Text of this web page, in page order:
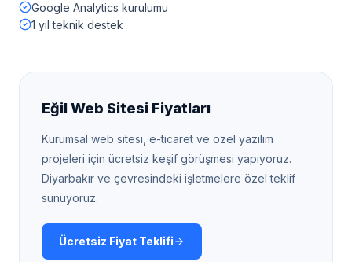
Google Analytics kurulumu
1 yıl teknik destek
EğilWeb Sitesi Fiyatları
Kurumsal web sitesi, e-ticaret ve özel yazılım
projeleri için ücretsiz keşif görüşmesi yapıyoruz.
Diyarbakır ve çevresindeki işletmelere özel teklif
sunuyoruz.
Ücretsiz Fiyat Teklifi